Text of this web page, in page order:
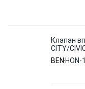
Клапан
CITY/
BEN HON-